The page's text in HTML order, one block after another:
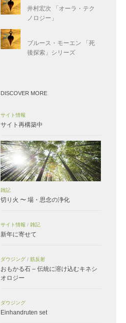
井村宏次 「オーラ・テク
ノロジー」
ブルース・モーエン 「死
後探索」シリーズ
DISCOVER MORE
サイト情報
サイト再構築中
雑記
切り火 〜 場・思念の浄化
サイト情報 / 雑記
新年に寄せて
ダウジング / 筋反射
おもかる石 – 伝統に溶け込むキネシ
オロジー
ダウジング
Einhandruten set